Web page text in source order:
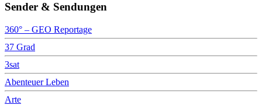
Sender & Sendungen
360° – GEO Reportage
37 Grad
3sat
Abenteuer Leben
Arte